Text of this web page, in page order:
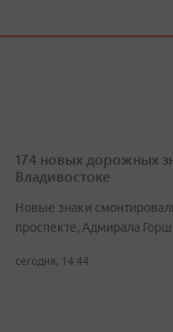
174 новых дорожных
Владивостоке
Новые знаки
проспекте, Адмирала
сегодня, 14:44